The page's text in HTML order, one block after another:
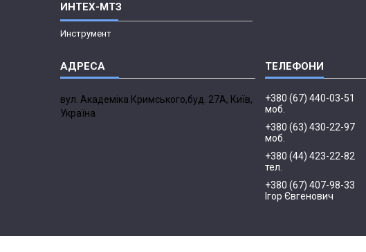
ИНТЕХ-МТЗ
Инструмент
вул. Академіка Кримського,буд. 27А, Київ,
Україна
+380 (67) 440-03-51
моб.
+380 (63) 430-22-97
моб.
+380 (44) 423-22-82
тел.
+380 (67) 407-98-33
Ігор Євгенович